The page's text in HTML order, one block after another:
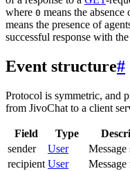
where 0 means the
means the presence of
successful response with
Event structure#
Protocol is symmetric, and
from JivoChat to a client
Field Type
sender
User
Message
recipient User